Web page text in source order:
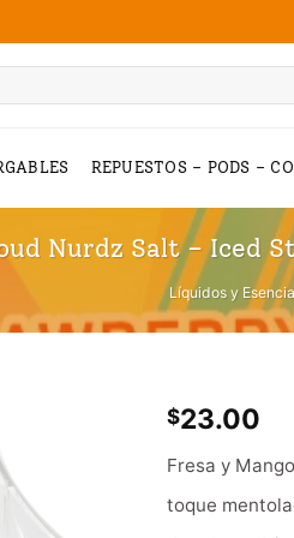
REPUESTOS – PODS –
Nurdz Salt – Iced
Líquidos y
$23.00
Fresa y
toque